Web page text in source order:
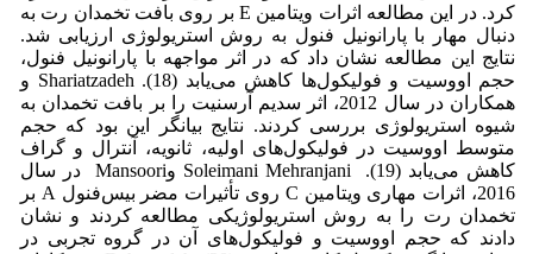
کرد. در این مطالعه اثرات ویتامین E بر روی بافت تخمدان رت به
دنبال مهار با پارانونیل فنول به روش استریولوژی ارزیابی شد.
نتایج این مطالعه نشان داد که در اثر مواجهه با پارانونیل فنول،
حجم اووسیت و فولیکول‌ها کاهش می‌یابد (18). Shariatzadeh و
همکاران در سال 2012، اثر سدیم آرسنیت را بر بافت تخمدان به
شیوه استریولوژی بررسی کردند. نتایج بیانگر این بود که حجم
متوسط اووسیت در فولیکول‌های اولیه، ثانویه، آنترال و گراف
کاهش می‌یابد (19). Soleimani Mehranjani وMansoori در سال
2016، اثرات مهاری ویتامین C روی تأثیرات مضر بیس‌فنول A بر
تخمدان رت را به روش استریولوژیکی مطالعه کردند و نشان
دادند که حجم اووسیت و فولیکول‌های آن در گروه تجربی در